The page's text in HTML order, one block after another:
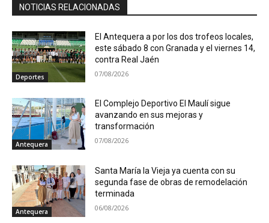
NOTICIAS RELACIONADAS
Deportes
El Antequera a por los dos trofeos locales,
este sábado 8 con Granada y el viernes 14,
contra Real Jaén
07/08/2026
Antequera
El Complejo Deportivo El Maulí sigue
avanzando en sus mejoras y
transformación
07/08/2026
Antequera
Santa María la Vieja ya cuenta con su
segunda fase de obras de remodelación
terminada
06/08/2026